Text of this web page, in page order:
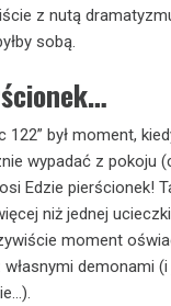
z nutą
sobą.
był moment,
wypadać z pokoju
Edzie pierścionek!
niż jednej
moment
demonami